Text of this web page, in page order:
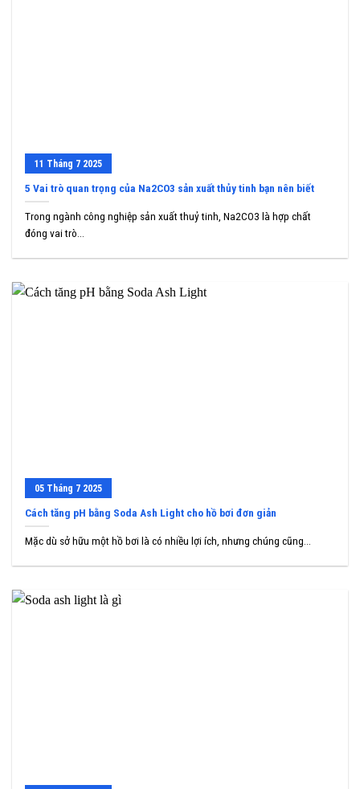
11 Tháng 7 2025
5 Vai trò quan trọng của Na2CO3 sản xuất thủy tinh bạn nên biết
Trong ngành công nghiệp sản xuất thuỷ tinh, Na2CO3 là hợp chất
đóng vai trò...
05 Tháng 7 2025
Cách tăng pH bằng Soda Ash Light cho hồ bơi đơn giản
Mặc dù sở hữu một hồ bơi là có nhiều lợi ích, nhưng chúng cũng...